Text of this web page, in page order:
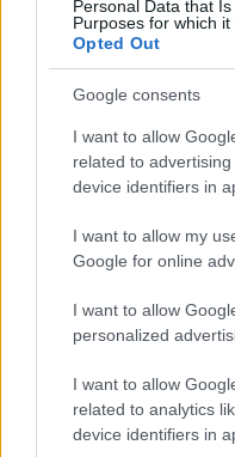
Personal Data that
Purposes for which it
Opted Out
Google consents
I want to allow
related to
device identifiers in
I want to allow my
Google for online
I want to allow
personalized
I want to allow
related to analytics
device identifiers in
Juliette Bernard · 6 Août 2026
INVESTISSEMENTS
Comparaison des
travailleurs indépendants
Thomas Lefevre · 2 Août 2026